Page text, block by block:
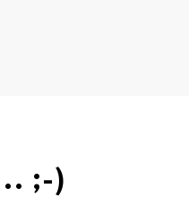
;-)